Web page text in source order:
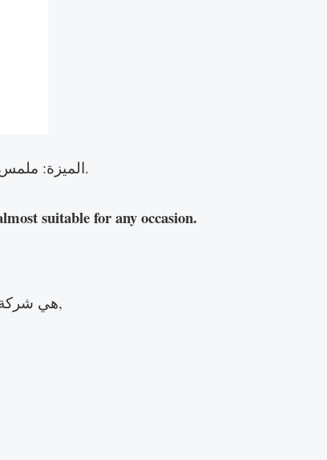
الميزة: ملمس رائع وناعم، ناعم ومريح، التفاصيل الداخلية: جيب خلفي بسحّاب، جيب خلفي بسحّاب، حجرة مركزية بسحّاب.
suitable for any occasion.
ج: Dreamway هي شركة رائدة في مجال تصنيع حقائب اليد وتتمتع بقدرات متكاملة في البحث والإنتاج والمبيعات والخدمة معًا,